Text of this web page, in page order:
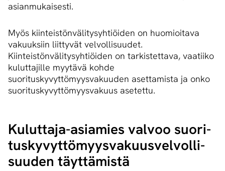
asianmukaisesti.
Myös kiinteistönvälitysyhtiöiden on huomioitava
vakuuksiin liittyvät velvollisuudet.
Kiinteistönvälitysyhtiöiden on tarkistettava, vaatiiko
kuluttajille myytävä kohde
suorituskyvyttömyysvakuuden asettamista ja onko
suorituskyvyttömyysvakuus asetettu.
Kuluttaja-asiamies valvoo suo­ri­
tus­ky­vyt­tö­myys­va­kuus­vel­vol­li­
suu­den täyttämistä